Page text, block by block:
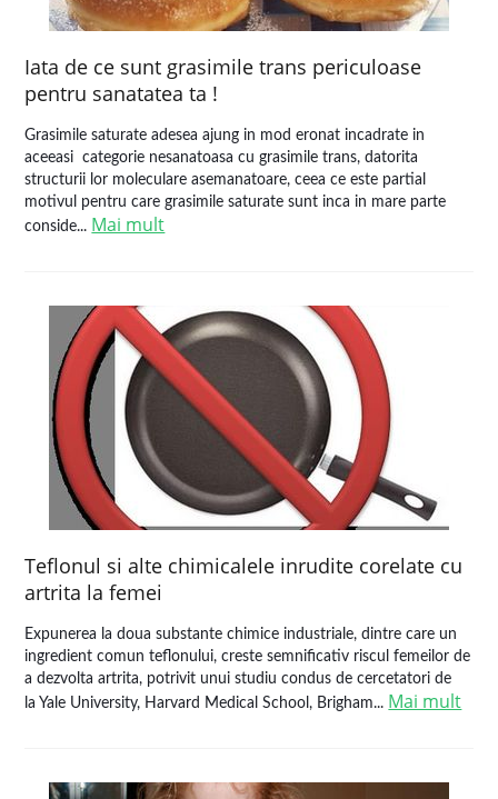
Iata de ce sunt grasimile trans periculoase
pentru sanatatea ta !
Grasimile saturate adesea ajung in mod eronat incadrate in
aceeasi categorie nesanatoasa cu grasimile trans, datorita
structurii lor moleculare asemanatoare, ceea ce este partial
motivul pentru care grasimile saturate sunt inca in mare parte
conside... Mai mult
Teflonul si alte chimicalele inrudite corelate cu
artrita la femei
Expunerea la doua substante chimice industriale, dintre care un
ingredient comun teflonului, creste semnificativ riscul femeilor de
a dezvolta artrita, potrivit unui studiu condus de cercetatori de
la Yale University, Harvard Medical School, Brigham... Mai mult